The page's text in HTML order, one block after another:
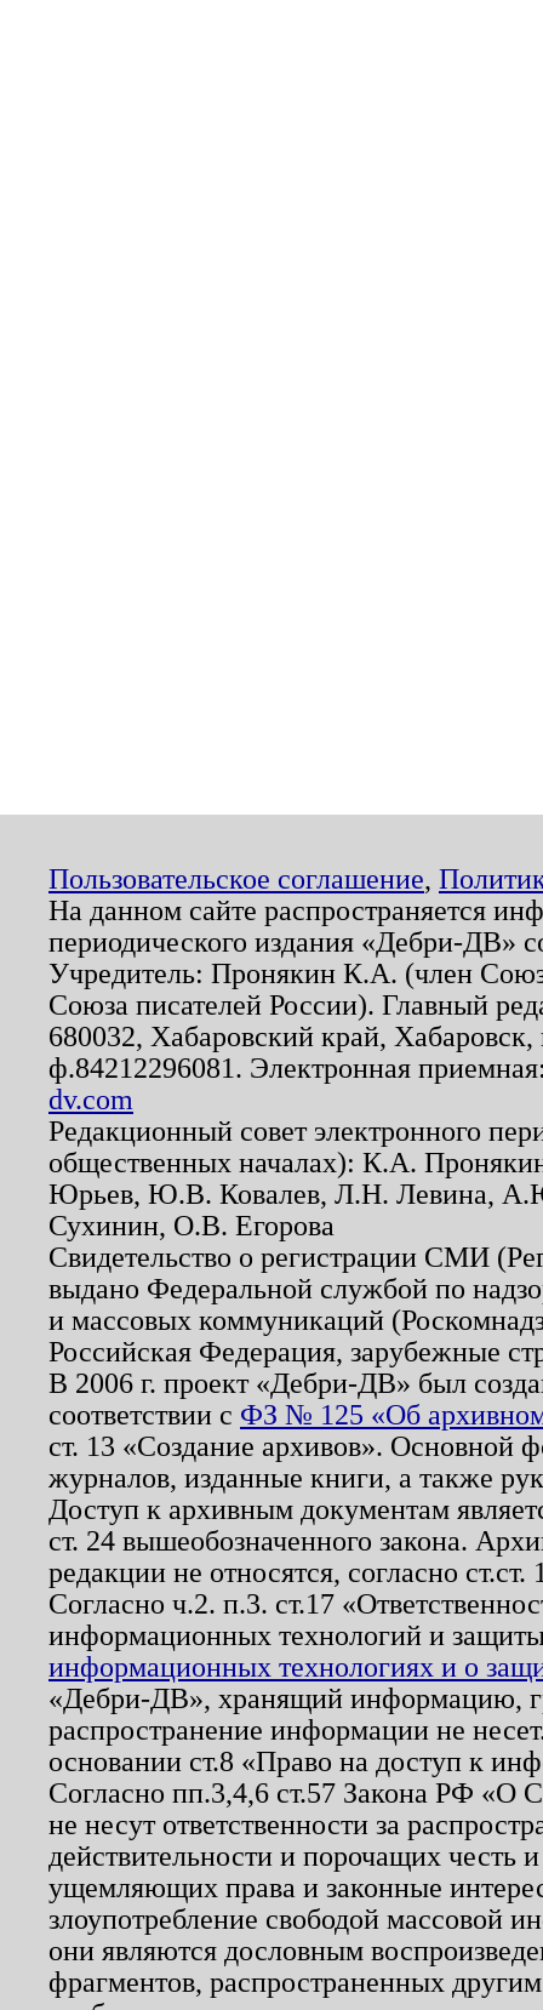
Пользовательское соглашение,
На данном сайте распространяется
периодического издания «Дебри-ДВ»
Учредитель: Пронякин К.А. (член
Союза писателей России). Главный
680032, Хабаровский край,
ф.84212296081. Электронная
dv.com
Редакционный совет электронного
общественных началах): К.А.
Юрьев, Ю.В. Ковалев, Л.Н. Левина,
Сухинин, О.В. Егорова
Свидетельство о регистрации СМИ
выдано Федеральной службой по
и массовых коммуникаций
Российская Федерация, зарубежные
В 2006 г. проект «Дебри-ДВ» был
соответствии с ФЗ № 125 «Об
ст. 13 «Создание архивов». Основной
журналов, изданные книги, а также
Доступ к архивным документам
ст. 24 вышеобозначенного закона.
редакции не относятся, согласно
Согласно ч.2. п.3. ст.17
информационных технологий и
информационных технологиях и о
«Дебри-ДВ», хранящий информацию,
распространение информации не
основании ст.8 «Право на доступ к
Согласно пп.3,4,6 ст.57 Закона РФ «О
не несут ответственности за
действительности и порочащих честь
ущемляющих права и законные
злоупотребление свободой массовой
они являются дословным
фрагментов, распространенных